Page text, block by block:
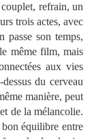
refrain, un
trois actes, avec
passe son temps,
même film, mais
aux vies
du cerveau
manière, peut
de la mélancolie.
équilibre entre